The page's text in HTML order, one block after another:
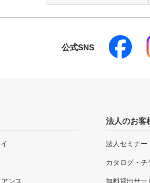
公式SNS
ンス
法人のお客
法人セミナー
カタログ・チ
無料貸出サー